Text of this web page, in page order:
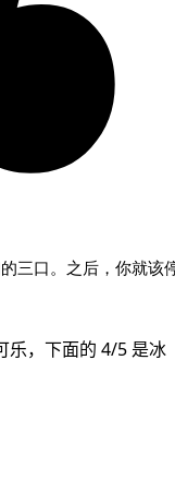
三口。之后，你就该
乐，下面的 4/5 是冰